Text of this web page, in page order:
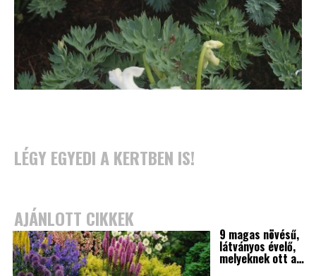
LÉGY EGYEDI A KERTBEN IS!
AJÁNLOTT CIKKEK
9 magas növésű,
látványos évelő,
melyeknek ott a…